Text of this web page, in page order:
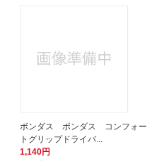
ボンダス ボンダス コンフォー
トグリップドライバ...
1,140円